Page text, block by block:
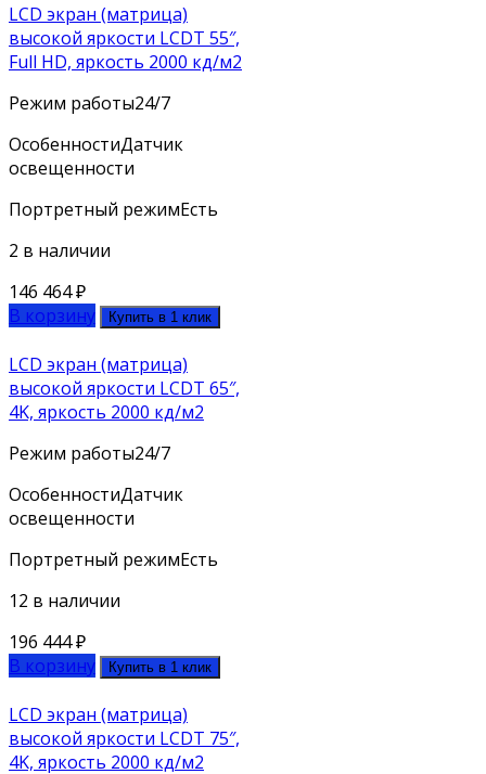
LCD экран (матрица)
высокой яркости LCDT 55″,
Full HD, яркость 2000 кд/м2
Режим работы24/7
ОсобенностиДатчик
освещенности
Портретный режимЕсть
2 в наличии
146 464₽
В корзину
Купить в 1 клик
LCD экран (матрица)
высокой яркости LCDT 65″,
4K, яркость 2000 кд/м2
Режим работы24/7
ОсобенностиДатчик
освещенности
Портретный режимЕсть
12 в наличии
196 444₽
В корзину
Купить в 1 клик
LCD экран (матрица)
высокой яркости LCDT 75″,
4K, яркость 2000 кд/м2